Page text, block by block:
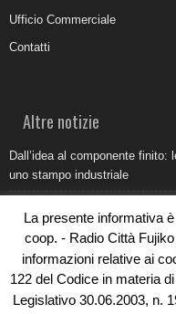
Ufficio Commerciale
Contatti
Altre notizie
Dall’idea al componente
uno stampo industriale
Come organizzare e allestire
Umidità di risalita in casa,
Torna il Sun Donato Festival
La presente informativa
coop. - Radio Città
informazioni relative ai
122 del Codice in materia
Legislativo 30.06.2003, n.